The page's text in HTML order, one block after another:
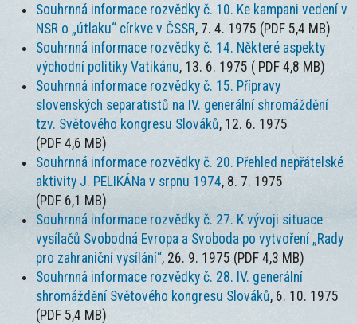
Souhrnná informace rozvědky č. 10. Ke kampani vedení v
NSR o „útlaku“ církve v ČSSR, 7. 4. 1975 (PDF 5,4 MB)
Souhrnná informace rozvědky č. 14. Některé aspekty
východní politiky Vatikánu, 13. 6. 1975 ( PDF 4,8 MB)
Souhrnná informace rozvědky č. 15. Přípravy
slovenských separatistů na IV. generální shromáždění
tzv. Světového kongresu Slováků, 12. 6. 1975
(PDF 4,6 MB)
Souhrnná informace rozvědky č. 20. Přehled nepřátelské
aktivity J. PELIKÁNa v srpnu 1974, 8. 7. 1975
(PDF 6,1 MB)
Souhrnná informace rozvědky č. 27. K vývoji situace
vysílačů Svobodná Evropa a Svoboda po vytvoření „Rady
pro zahraniční vysílání“, 26. 9. 1975 (PDF 4,3 MB)
Souhrnná informace rozvědky č. 28. IV. generální
shromáždění Světového kongresu Slováků, 6. 10. 1975
(PDF 5,4 MB)